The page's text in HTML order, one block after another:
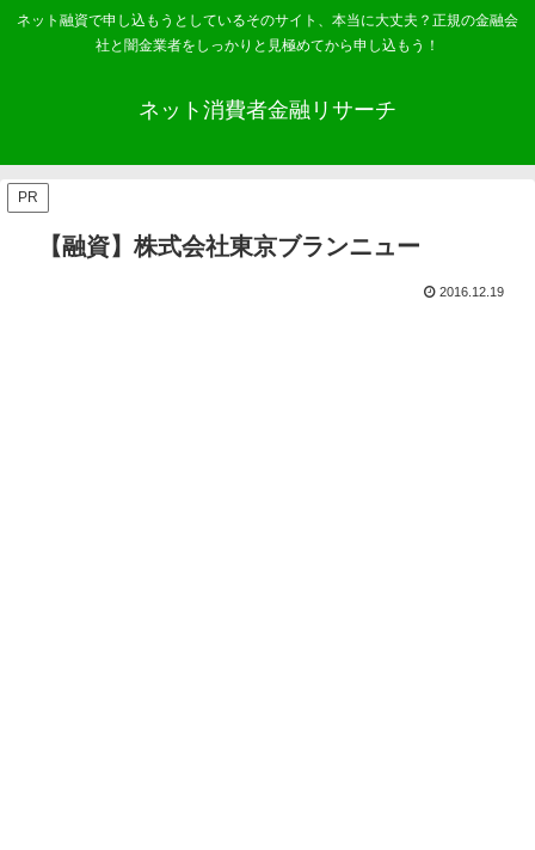
ネット融資で申し込もうとしているそのサイト、本当に大丈夫？正規の金融会
社と闇金業者をしっかりと見極めてから申し込もう！
ネット消費者金融リサーチ
PR
【融資】株式会社東京ブランニュー
2016.12.19